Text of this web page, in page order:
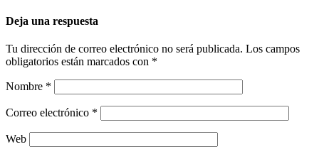
Deja una respuesta
Tu dirección de correo electrónico no será publicada. Los campos
obligatorios están marcados con *
Nombre *
Correo electrónico *
Web